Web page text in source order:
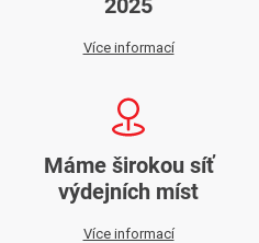
Více informací
Máme širokou síť
výdejních míst
Více informací